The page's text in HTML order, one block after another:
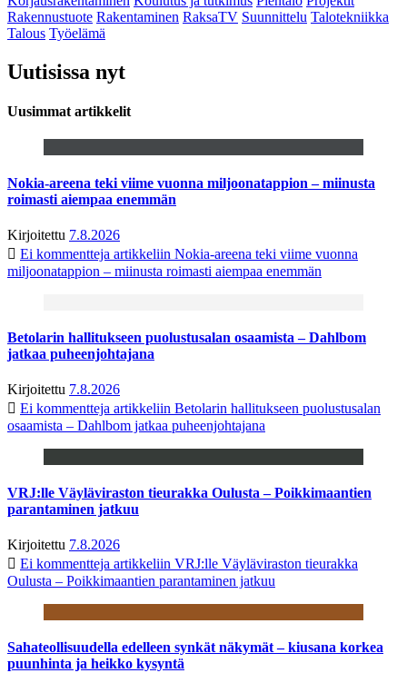
Rakennustuote Rakentaminen RaksaTV Suunnittelu Talotekniikka
Talous Työelämä
Uutisissa nyt
Uusimmat artikkelit
Nokia-areena teki viime vuonna miljoonatappion – miinusta
roimasti aiempaa enemmän
Kirjoitettu 7.8.2026
Ei kommentteja artikkeliin Nokia-areena teki viime vuonna
miljoonatappion – miinusta roimasti aiempaa enemmän
Betolarin hallitukseen puolustusalan osaamista – Dahlbom
jatkaa puheenjohtajana
Kirjoitettu 7.8.2026
Ei kommentteja artikkeliin Betolarin hallitukseen puolustusalan
osaamista – Dahlbom jatkaa puheenjohtajana
VRJ:lle Väyläviraston tieurakka Oulusta – Poikkimaantien
parantaminen jatkuu
Kirjoitettu 7.8.2026
Ei kommentteja artikkeliin VRJ:lle Väyläviraston tieurakka
Oulusta – Poikkimaantien parantaminen jatkuu
Sahateollisuudella edelleen synkät näkymät – kiusana korkea
puunhinta ja heikko kysyntä